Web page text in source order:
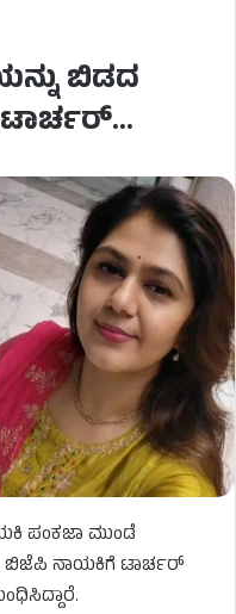
ಬಿಡದ
ಪಂಕಜಾ ಮುಂಡೆ
ಬಿಜೆಪಿ ನಾಯಕಿಗೆ ಟಾರ್ಚರ್